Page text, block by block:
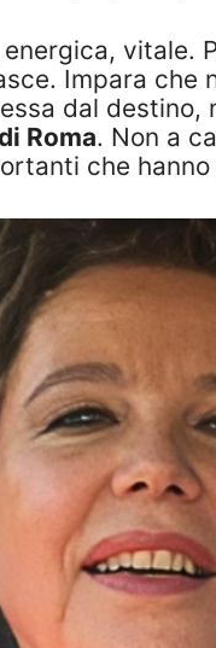
vitale.
Impara
dal
Roma. Non a
che